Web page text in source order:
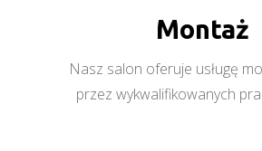
Montaż
Nasz salon oferuje usługę
przez wykwalifikowanych